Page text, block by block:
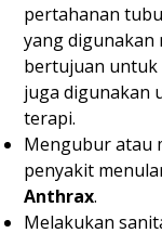
pertahanan
yang digunakan
bertujuan untuk
juga digunakan
terapi.
Mengubur atau
penyakit
Anthrax.
Melakukan